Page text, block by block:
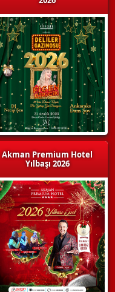
Akman Premium Hotel
Yılbaşı 2026